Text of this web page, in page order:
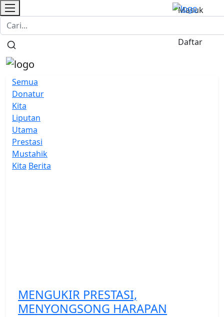
Login Donatur
Masuk
Daftar
Semua
Donatur
Kita
Liputan
Utama
Prestasi
Mustahik
Kita Berita
MENGUKIR PRESTASI,
MENYONGSONG HARAPAN